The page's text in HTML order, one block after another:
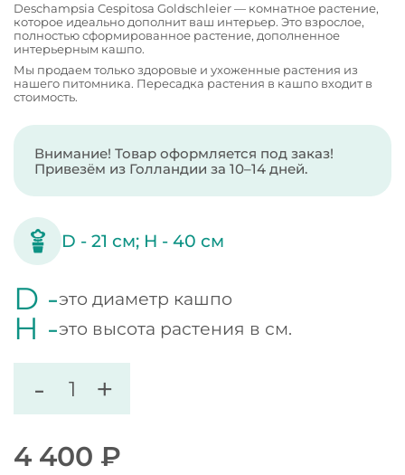
Deschampsia Cespitosa Goldschleier — комнатное растение,
которое идеально дополнит ваш интерьер. Это взрослое,
полностью сформированное растение, дополненное
интерьерным кашпо.
Мы продаем только здоровые и ухоженные растения из
нашего питомника. Пересадка растения в кашпо входит в
стоимость.
Внимание! Товар оформляется под заказ!
Привезём из Голландии за 10–14 дней.
D -21 см; H -40 см
D -это диаметр кашпо
H -это высота растения в см.
- +
4 400 ₽